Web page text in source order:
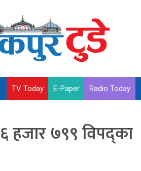
TV Today E-Paper Radio Today
हजार ७९९ विपद्का